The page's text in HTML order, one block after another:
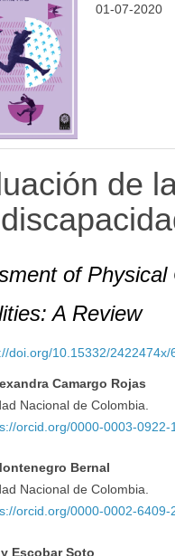
01-07-2020
de
of
A Review
doi.org/10.15332/2422474x/
Camargo Rojas
Nacional de Colombia.
orcid.org/0000-0003-0922-
Bernal
Nacional de Colombia.
orcid.org/0000-0002-6409-
Escobar Soto